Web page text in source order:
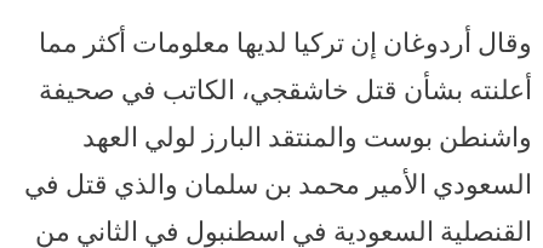
وقال أردوغان إن تركيا لديها معلومات أكثر مما
أعلنته بشأن قتل خاشقجي، الكاتب في صحيفة
واشنطن بوست والمنتقد البارز لولي العهد
السعودي الأمير محمد بن سلمان والذي قتل في
القنصلية السعودية في اسطنبول في الثاني من